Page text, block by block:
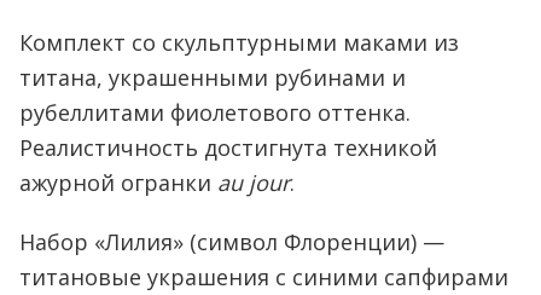
Комплект со скульптурными маками из
титана, украшенными рубинами и
рубеллитами фиолетового оттенка.
Реалистичность достигнута техникой
ажурной огранки au jour.
Набор «Лилия» (символ Флоренции) —
титановые украшения с синими сапфирами